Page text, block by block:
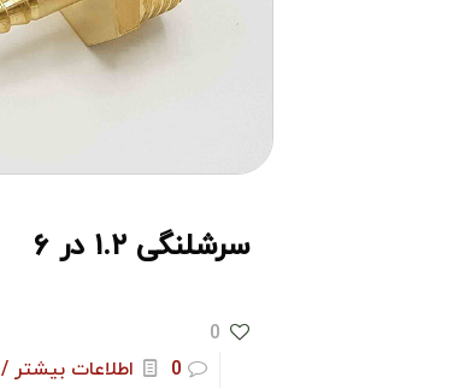
سرشلنگی ۱.۲ در ۶
0
0
اطلاعات بیشتر / Read more